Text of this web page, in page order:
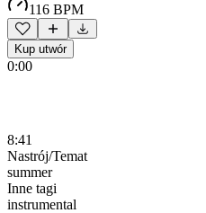
116 BPM
Kup utwór
0:00
8:41
Nastrój/Temat
summer
Inne tagi
instrumental